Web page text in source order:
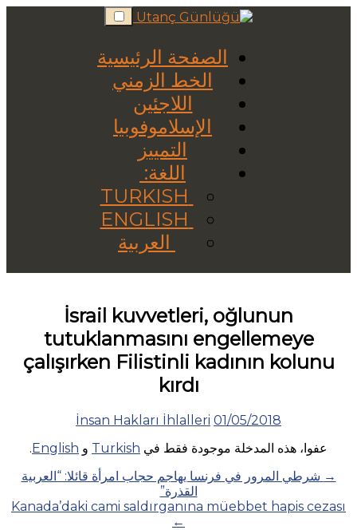
Skip
to
الصفحة الرئيسية
الخط الزمني
اللاجئين
الإسلاموفوبيا
التمييز
اللغة:
العربية
İsrail kuvvetleri, oğlunun
tutuklanmasını engellemeye
çalışırken Filistinli kadının kolunu
kırdı
01/05/2018
İnsan Hakları İhlalleri
عفوا، هذه المدخلة موجودة فقط في Turkish و English
.
Posts
navigation
→ شرطي المرور في فرنسا يهاجم حجاب امرأة قائلا: “العربية
القذرة”
Kanada’daki cami saldırganına müebbet hapis cezası
←